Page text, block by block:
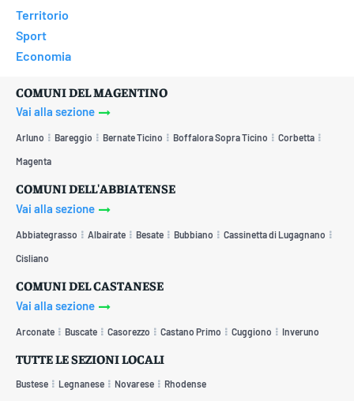
Territorio
Sport
Economia
COMUNI DEL MAGENTINO
Vai alla sezione
Arluno Bareggio Bernate Ticino Boffalora Sopra Ticino Corbetta
Magenta
COMUNI DELL'ABBIATENSE
Vai alla sezione
Abbiategrasso Albairate Besate Bubbiano Cassinetta di Lugagnano
Cisliano
COMUNI DEL CASTANESE
Vai alla sezione
Arconate Buscate Casorezzo Castano Primo Cuggiono Inveruno
TUTTE LE SEZIONI LOCALI
Bustese Legnanese Novarese Rhodense